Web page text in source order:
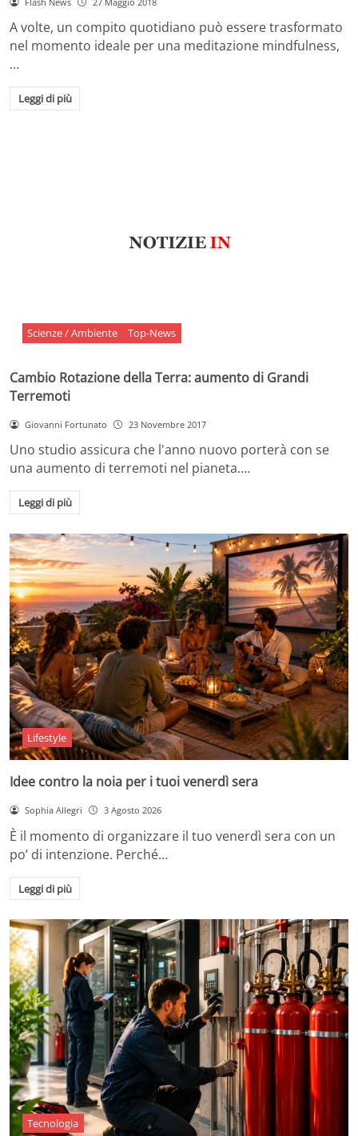
A volte, un compito quotidiano può essere trasformato
nel momento ideale per una meditazione mindfulness,
…
Leggi di più
Scienze / Ambiente Top-News
Cambio Rotazione della Terra: aumento di Grandi
Terremoti
Giovanni Fortunato 23 Novembre 2017
Uno studio assicura che l'anno nuovo porterà con se
una aumento di terremoti nel pianeta.…
Leggi di più
Lifestyle
Idee contro la noia per i tuoi venerdì sera
Sophia Allegri 3 Agosto 2026
È il momento di organizzare il tuo venerdì sera con un
po’ di intenzione. Perché…
Leggi di più
Tecnologia